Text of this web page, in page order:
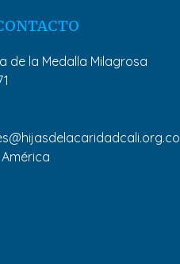
de la Medalla Milagrosa
América